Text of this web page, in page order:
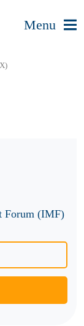
Menu
Forum (IMF)